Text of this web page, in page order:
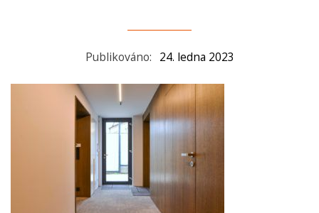
Publikováno: 24. ledna 2023